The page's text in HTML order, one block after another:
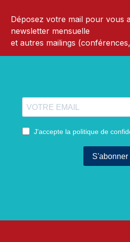
Déposez votre mail pour vous
newsletter mensuelle
et autres mailings